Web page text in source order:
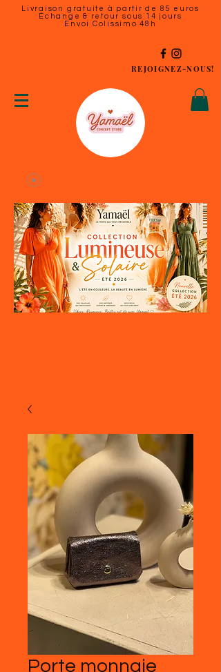
Livraison gratuite à partir de 85 euros
Échange & retour sous 14 jours
Envoi Colissimo 48h
REJOIGNEZ-NOUS!
Porte monnaie